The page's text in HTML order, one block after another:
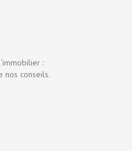
:
nos conseils.